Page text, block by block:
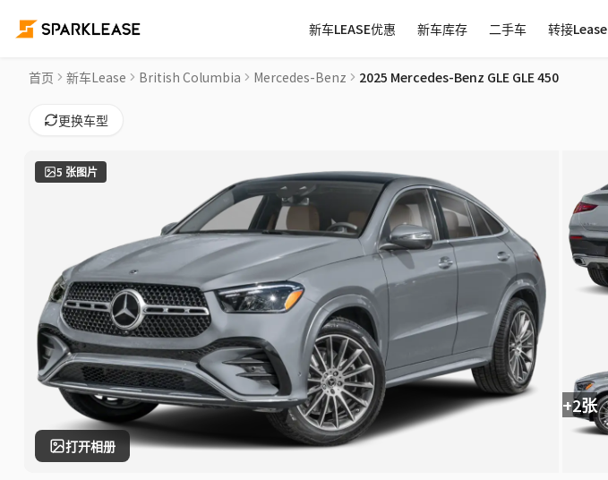
新车LEASE优惠 新车库存 二手车 转接Lease
2025 Mercedes-Benz GLE GLE 450 Car Lease Deals in 维多利亚
首页 新车Lease British Columbia Mercedes-Benz 2025 Mercedes-Benz GLE GLE 450
更换车型
+2张
5 张图片
打开相册